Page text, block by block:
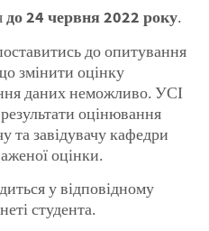
до 24 червня 2022 року.
до опитування
змінити оцінку
даних неможливо. УСІ
оцінювання
та завідувачу кафедри
оцінки.
у відповідному
студента.